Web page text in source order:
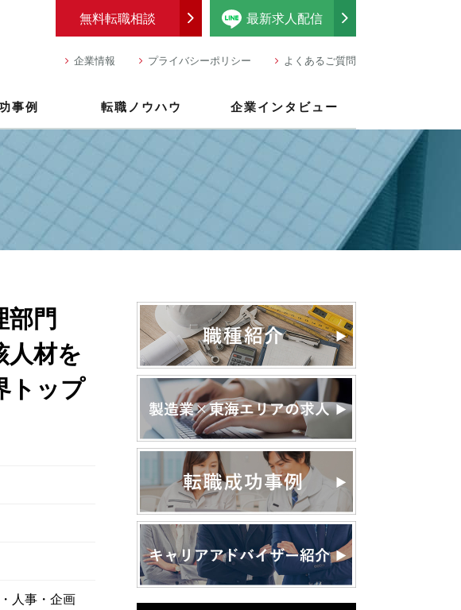
最新求人配信
無料転職相談
企業情報 プライバシーポリシー よくあるご質問
事例 転職ノウハウ 企業インタビュー
部門
人材を
トップ
人事・企画